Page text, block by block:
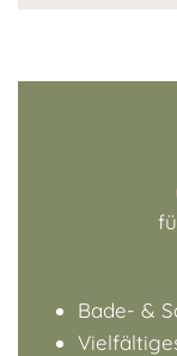
Bade- &